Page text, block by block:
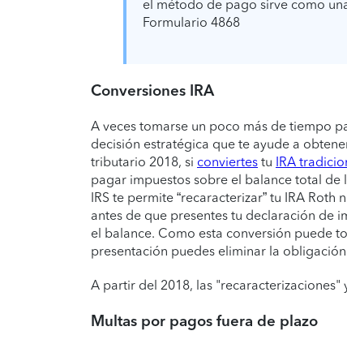
el método de pago sirve como
Formulario 4868
Conversiones IRA
A veces tomarse un poco más de tiempo
decisión estratégica que te ayude a
tributario 2018, si conviertes tu IRA
pagar impuestos sobre el balance total
IRS te permite “recaracterizar” tu IRA
antes de que presentes tu declaración de
el balance. Como esta conversión puede
presentación puedes eliminar la
A partir del 2018, las "recaracterizaciones"
Multas por pagos fuera de plazo